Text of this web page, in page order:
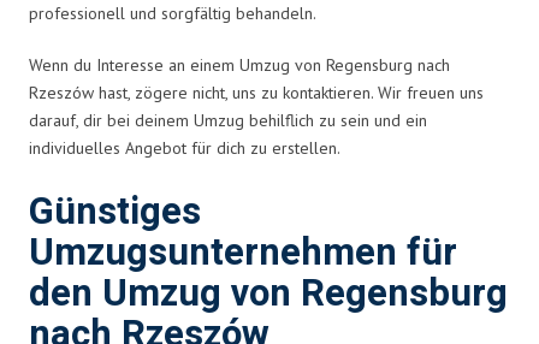
professionell und sorgfältig behandeln.
Wenn du Interesse an einem Umzug von Regensburg nach
Rzeszów hast, zögere nicht, uns zu kontaktieren. Wir freuen uns
darauf, dir bei deinem Umzug behilflich zu sein und ein
individuelles Angebot für dich zu erstellen.
Günstiges
Umzugsunternehmen für
den Umzug von Regensburg